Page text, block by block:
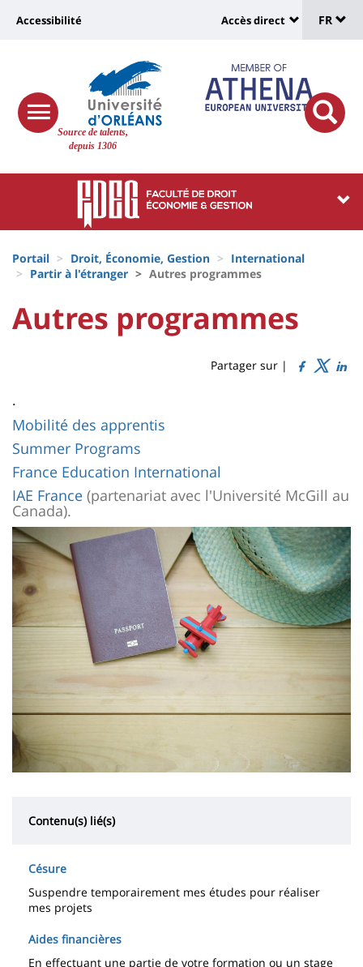
Site
Source de talents,
depuis 1306
Université
Recherche
responsive
menu
button
Université
vers
page
accessibilité
Accessibilité
:
Shortcut
links
Accès direct
de
FR
Université
Block
liste
composantes
d'Ariane
Portail Droit, Économie, Gestion
International
Partir à l'étranger
Autres programmes
University
University
content
Titre
Autres programmes
Partager sur |
Contenu
de
la
page
principale
.
Mobilité des apprentis
Summer Programs
France Education International
IAE France (partenariat avec l'Université McGill au
Canada).
Image
Contenu(s) lié(s)
Césure
Suspendre temporairement mes études pour réaliser
mes projets
Aides financières
En effectuant une partie de votre formation ou un stage